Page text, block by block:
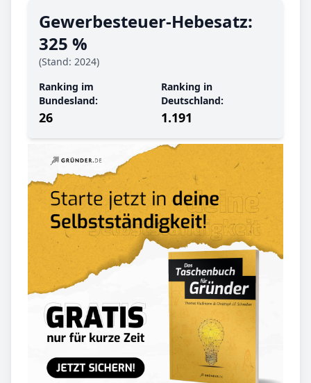
Gewerbe­steuer-Hebe­satz:
325 %
(Stand: 2024)
Ranking im
Bundesland:
26
Ranking in
Deutschland:
1.191